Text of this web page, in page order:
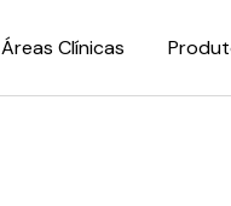
Áreas Clínicas